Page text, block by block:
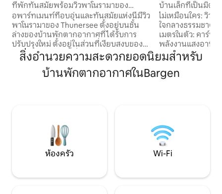
ที่พักทันสมัยพร้อมวิวพาโนรามาของ
ทะเลสาบทูน
อพาร์ทเมนท์ที่อบอุ่นและทันสมัยแห่งนี้มีวิว
พาโนรามาของ Thunersee ตั้งอยู่บนชั้น
ล่างของบ้านพักตากอากาศที่ได้รับการ
ปรับปรุงใหม่ ตั้งอยู่ในส่วนที่เงียบสงบของ
หมู่บ้านและเป็นจุดเริ่มต้นสำหรับการท่อง
เที่ยวไปยังภูเขาและทะเลสาบ เหมาะสำหรับ
4 ท่าน ระเบียงพร้อมวิวทะเลสาบและเก้าอี้
Thun, Spiez, Aeschi, Interlaken,
Beatenberg, Bern
บ้านเล็กที่เป็นมิตร
ตนเอง
ไม่เหมือนใคร: วิว
ใจกลางธรรมชาติ
เมตรในตัว: คาร์บ
พลังงานแสงอาทิต
อากาศกลางแจ้งน้
รังสียูวี การออกแบ
รกรุงรังเก๋ไก๋และ
ด้านบนเครื่องล้า
แท็บเล็ตหรือคอม
ฯลฯ)
สิ่งอำนวยความสะดวกยอดนิยมสำหรับ
บ้านพักตากอากาศในBargen
ห้องครัว Wi-Fi